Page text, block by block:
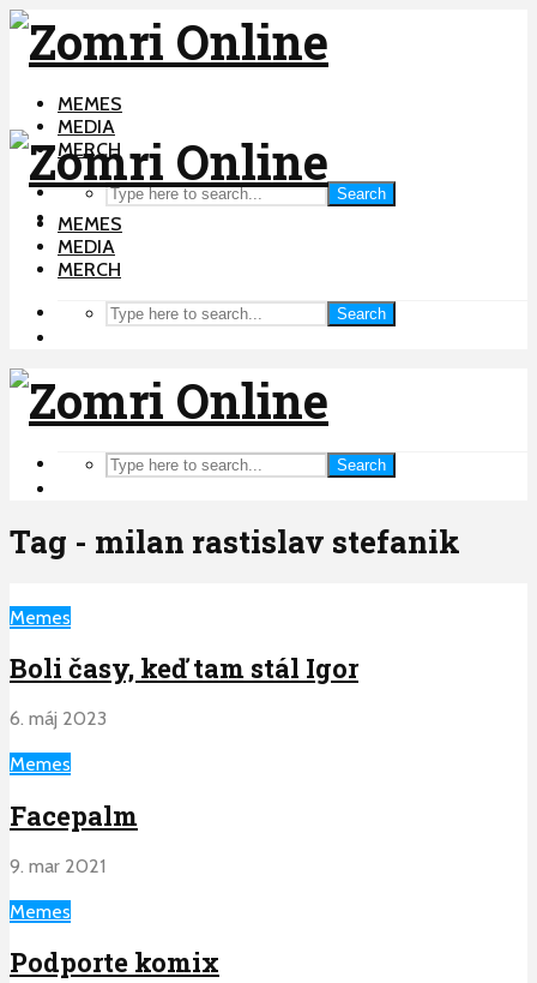
MEMES
MEDIA
MERCH
Search
MEMES
MEDIA
MERCH
Search
Search
Tag - milan rastislav stefanik
Memes
Boli časy, keď tam stál Igor
6. máj 2023
Memes
Facepalm
9. mar 2021
Memes
Podporte komix